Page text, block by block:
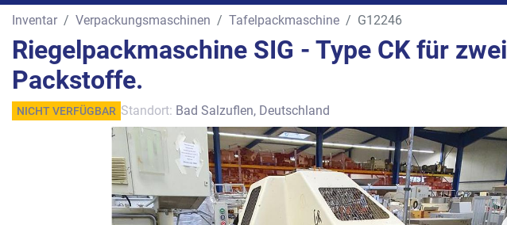
Inventar Verpackungsmaschinen Tafelpackmaschine G12246
Riegelpackmaschine SIG - Type CK für zwei
Packstoffe.
NICHT VERFÜGBAR Standort: Bad Salzuflen, Deutschland